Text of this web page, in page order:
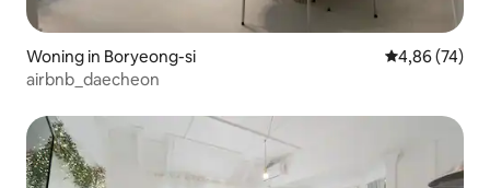
Woning in Boryeong-si Gemiddelde
4,86 (74)
airbnb_daecheon